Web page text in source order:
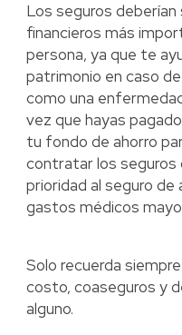
Los seguros
financieros más
persona, ya que te
patrimonio en caso
como una
vez que hayas
tu fondo de ahorro
contratar los seguros
prioridad al seguro de
gastos médicos
Solo recuerda
costo, coaseguros y
alguno.